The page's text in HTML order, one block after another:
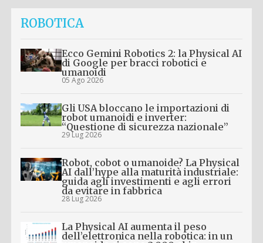
ROBOTICA
Ecco Gemini Robotics 2: la Physical AI
di Google per bracci robotici e
umanoidi
05 Ago 2026
Gli USA bloccano le importazioni di
robot umanoidi e inverter:
“Questione di sicurezza nazionale”
29 Lug 2026
Robot, cobot o umanoide? La Physical
AI dall’hype alla maturità industriale:
guida agli investimenti e agli errori
da evitare in fabbrica
28 Lug 2026
La Physical AI aumenta il peso
dell’elettronica nella robotica: in un